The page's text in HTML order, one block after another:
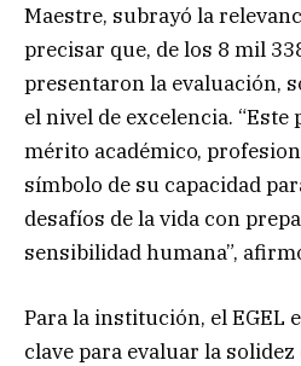
Maestre, subrayó la
precisar que, de los 8 mil
presentaron la evaluación,
el nivel de excelencia.
mérito académico,
símbolo de su capacidad
desafíos de la vida con
sensibilidad humana”,
Para la institución, el EGEL
clave para evaluar la